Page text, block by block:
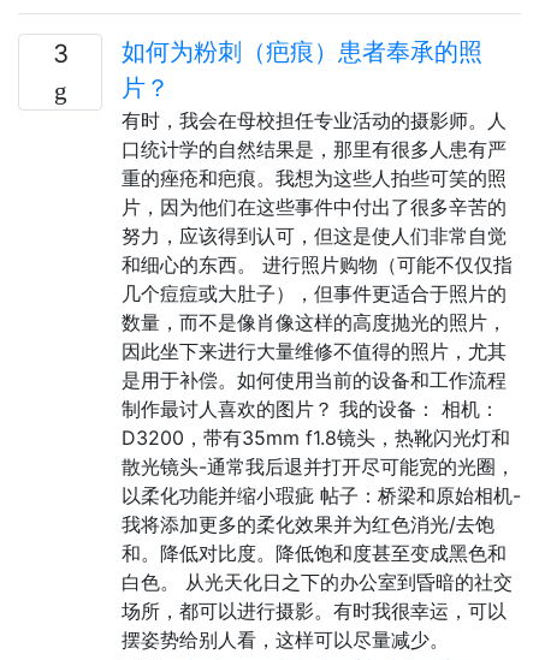
3
如何为粉刺（疤痕）患者奉承的照
片？
有时，我会在母校担任专业活动的摄影师。人
口统计学的自然结果是，那里有很多人患有严
重的痤疮和疤痕。我想为这些人拍些可笑的照
片，因为他们在这些事件中付出了很多辛苦的
努力，应该得到认可，但这是使人们非常自觉
和细心的东西。 进行照片购物（可能不仅仅指
几个痘痘或大肚子），但事件更适合于照片的
数量，而不是像肖像这样的高度抛光的照片，
因此坐下来进行大量维修不值得的照片，尤其
是用于补偿。如何使用当前的设备和工作流程
制作最讨人喜欢的图片？ 我的设备： 相机：
D3200，带有35mm f1.8镜头，热靴闪光灯和
散光镜头-通常我后退并打开尽可能宽的光圈，
以柔化功能并缩小瑕疵 帖子：桥梁和原始相机-
我将添加更多的柔化效果并为红色消光/去饱
和。降低对比度。降低饱和度甚至变成黑色和
白色。 从光天化日之下的办公室到昏暗的社交
场所，都可以进行摄影。有时我很幸运，可以
摆姿势给别人看，这样可以尽量减少。